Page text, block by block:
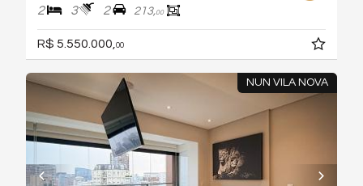
2 3 2 213,00
R$ 5.550.000, 00
NUN VILA NOVA